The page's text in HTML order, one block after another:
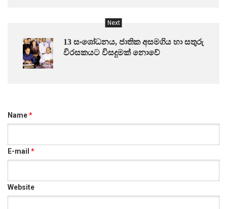
Next
13 සංශෝධනය, ජාතික අසමගිය හා සතුරු
විරසකයට විසදුමක්‌ නොවේ
Name*
E-mail *
Website